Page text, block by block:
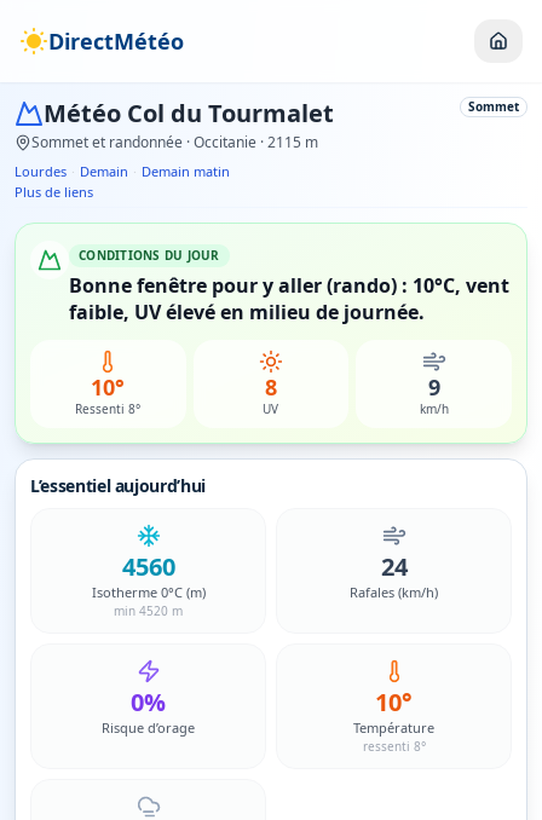
DirectMétéo
Météo Col du Tourmalet
Sommet et randonnée · Occitanie · 2115 m
Sommet
Lourdes · Demain · Demain matin
Plus de liens
CONDITIONS DU JOUR
Bonne fenêtre pour y aller (rando) : 10°C, vent
faible, UV élevé en milieu de journée.
10°
Ressenti 8°
8
UV
9
km/h
L’essentiel aujourd’hui
4560
Isotherme 0°C (m)
min 4520 m
24
Rafales (km/h)
0%
Risque d’orage
10°
Température
ressenti 8°